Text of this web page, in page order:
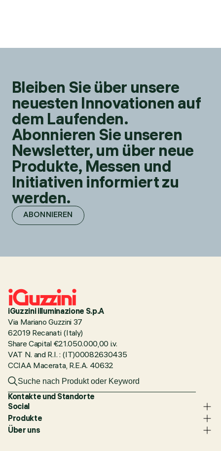
Bleiben Sie über unsere
neuesten Innovationen auf
dem Laufenden.
Abonnieren Sie unseren
Newsletter, um über neue
Produkte, Messen und
Initiativen informiert zu
werden.
ABONNIEREN
iGuzzini illuminazione S.p.A
Via Mariano Guzzini 37
62019 Recanati (Italy)
Share Capital €21.050.000,00 i.v.
VAT N. and R.I. : (IT)00082630435
CCIAA Macerata, R.E.A. 40632
Kontakte und Standorte
Social
Produkte
Über uns